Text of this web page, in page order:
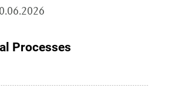
Processes